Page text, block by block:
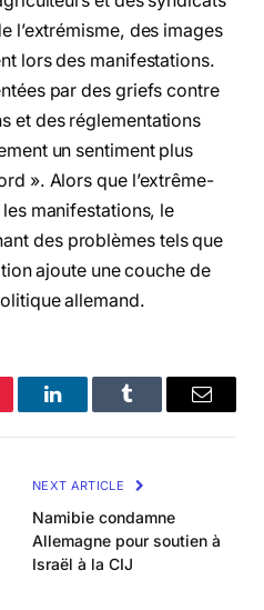
l’extrémisme, des images
lors des manifestations.
par des griefs contre
et des réglementations
un sentiment plus
». Alors que l’extrême-
manifestations, le
des problèmes tels que
ajoute une couche de
allemand.
LinkedInTumblr Email
NEXT ARTICLE
Namibie condamne
Allemagne pour soutien à
Israël à la CIJ